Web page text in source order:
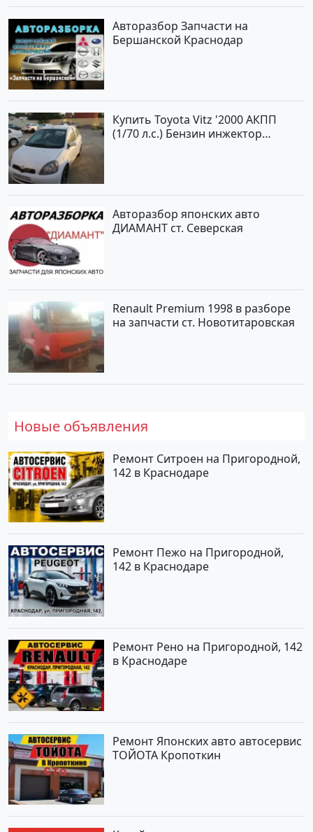
Авторазбор Запчасти на
Бершанской Краснодар
Купить Toyota Vitz '2000 АКПП
(1/70 л.с.) Бензин инжектор
Авторазбор японских авто
ДИАМАНТ ст. Северская
Renault Premium 1998 в разборе
на запчасти ст. Новотитаровская
Новые объявления
Ремонт Ситроен на Пригородной,
142 в Краснодаре
Ремонт Пежо на Пригородной,
142 в Краснодаре
Ремонт Рено на Пригородной, 142
в Краснодаре
Ремонт Японских авто автосервис
ТОЙОТА Кропоткин